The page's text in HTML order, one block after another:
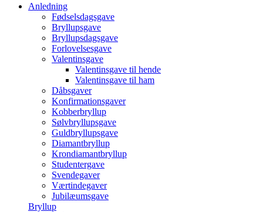
Anledning
Fødselsdagsgave
Bryllupsgave
Bryllupsdagsgave
Forlovelsesgave
Valentinsgave
Valentinsgave til hende
Valentinsgave til ham
Dåbsgaver
Konfirmationsgaver
Kobberbryllup
Sølvbryllupsgave
Guldbryllupsgave
Diamantbryllup
Krondiamantbryllup
Studentergave
Svendegaver
Værtindegaver
Jubilæumsgave
Bryllup